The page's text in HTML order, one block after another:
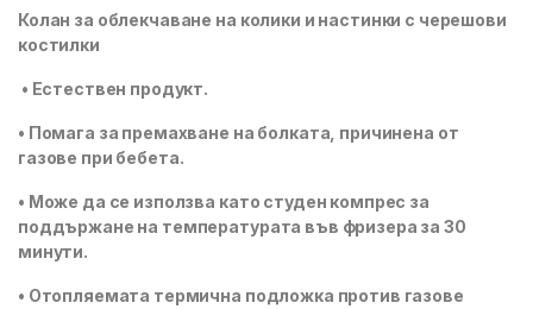
Колан за облекчаване на колики и настинки с черешови
костилки
• Естествен продукт.
• Помага за премахване на болката, причинена от
газове при бебета.
• Може да се използва като студен компрес за
поддържане на температурата във фризера за 30
минути.
• Отопляемата термична подложка против газове